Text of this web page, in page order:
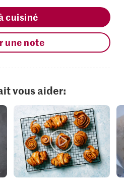
cuisiné
une note
vous aider: